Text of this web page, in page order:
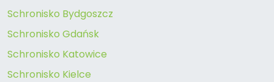
Schronisko Bydgoszcz
Schronisko Gdańsk
Schronisko Katowice
Schronisko Kielce